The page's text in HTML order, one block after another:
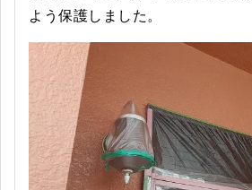
よう保護しました。